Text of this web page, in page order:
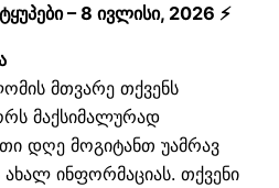
– 8 ივლისი, 2026 ⚡
მთვარე თქვენს
მაქსიმალურად
დღე მოგიტანთ უამრავ
ინფორმაციას. თქვენი